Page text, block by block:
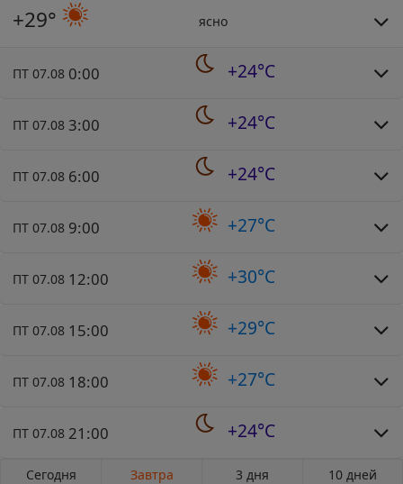
+29° ясно
ПТ 07.08 0:00 +24°C
ПТ 07.08 3:00 +24°C
ПТ 07.08 6:00 +24°C
ПТ 07.08 9:00 +27°C
ПТ 07.08 12:00 +30°C
ПТ 07.08 15:00 +29°C
ПТ 07.08 18:00 +27°C
ПТ 07.08 21:00 +24°C
Сегодня Завтра 3 дня 10 дней